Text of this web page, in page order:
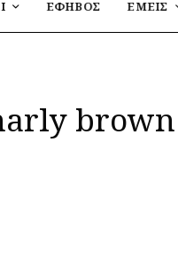
ΕΦΗΒΟΣ ΕΜΕΙΣ
brown